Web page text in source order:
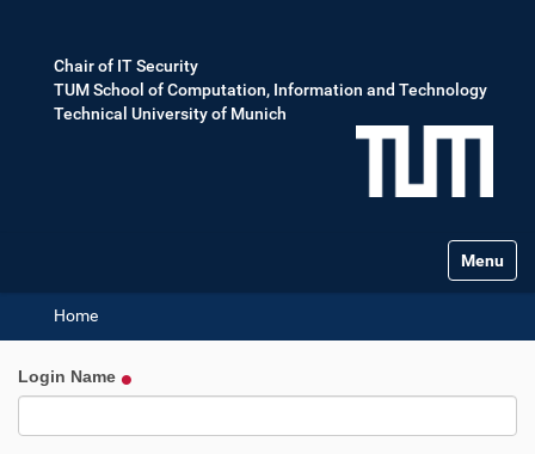
Chair of IT Security
TUM School of Computation, Information and Technology
Technical University of Munich
Toggle
Home
Login Name